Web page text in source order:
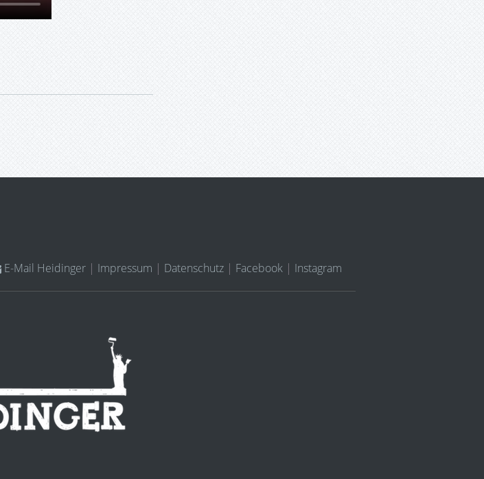
E-Mail Heidinger| Impressum | Datenschutz| Facebook| Instagram